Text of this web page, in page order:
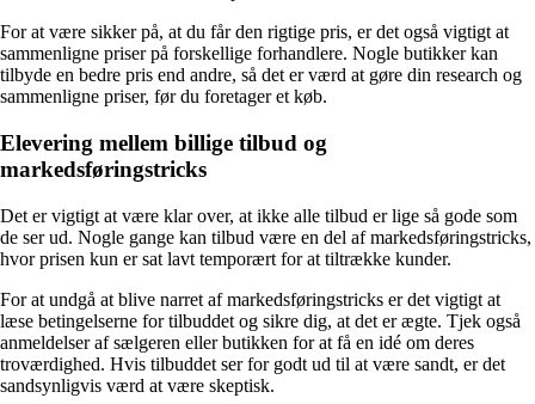
For at være sikker på, at du får den rigtige pris, er det også vigtigt at
sammenligne priser på forskellige forhandlere. Nogle butikker kan
tilbyde en bedre pris end andre, så det er værd at gøre din research og
sammenligne priser, før du foretager et køb.
Elevering mellem billige tilbud og
markedsføringstricks
Det er vigtigt at være klar over, at ikke alle tilbud er lige så gode som
de ser ud. Nogle gange kan tilbud være en del af markedsføringstricks,
hvor prisen kun er sat lavt temporært for at tiltrække kunder.
For at undgå at blive narret af markedsføringstricks er det vigtigt at
læse betingelserne for tilbuddet og sikre dig, at det er ægte. Tjek også
anmeldelser af sælgeren eller butikken for at få en idé om deres
troværdighed. Hvis tilbuddet ser for godt ud til at være sandt, er det
sandsynligvis værd at være skeptisk.